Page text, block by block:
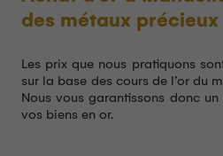
des métaux précieux
Les prix que nous pratiquons
sur la base des cours de l’or du
Nous vous garantissons donc
vos biens en or.